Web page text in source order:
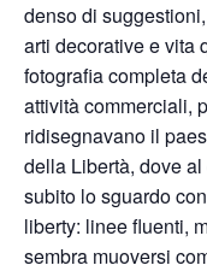
denso di
arti decorative e vita
fotografia completa
attività commerciali,
ridisegnavano il
della Libertà, dove
subito lo sguardo
liberty: linee fluenti,
sembra muoversi